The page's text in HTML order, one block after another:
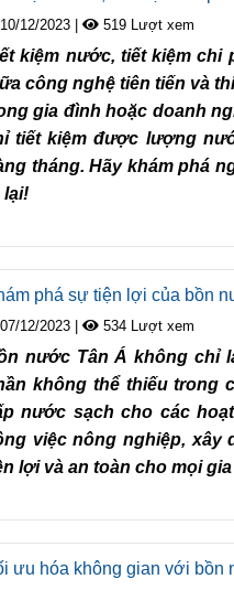
12/2023 519 Lượt xem
kiệm nước, tiết kiệm
công nghệ tiên tiến và
gia đình hoặc doanh
tiết kiệm được lượng
tháng. Hãy khám phá
lại!
phá sự tiện lợi của bồn
12/2023 534 Lượt xem
nước Tân Á không chỉ
không thể thiếu trong
nước sạch cho các
việc nông nghiệp, xây
lợi và an toàn cho mọi
ưu hóa không gian với bồn